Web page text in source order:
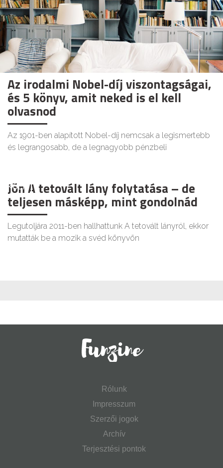
Az irodalmi Nobel-díj viszontagságai,
és 5 könyv, amit neked is el kell
olvasnod
Az 1901-ben alapított Nobel-díj nemcsak a legismertebb
és legrangosabb, de a legnagyobb pénzbeli
KULT
Jön A tetovált lány folytatása – de
teljesen másképp, mint gondolnád
Legutoljára 2011-ben hallhattunk A tetovált lányról, ekkor
mutatták be a mozik a svéd könyvön
Rólunk
Impresszum
Szerzői jogok
Archív
Terjesztési pontok